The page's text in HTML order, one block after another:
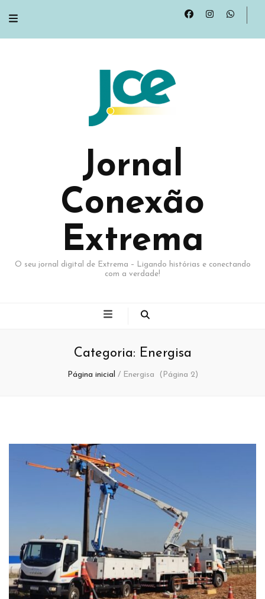
Jornal
Conexão
Extrema
O seu jornal digital de Extrema – Ligando histórias e conectando
com a verdade!
Categoria: Energisa
Página inicial / Energisa (Página 2)